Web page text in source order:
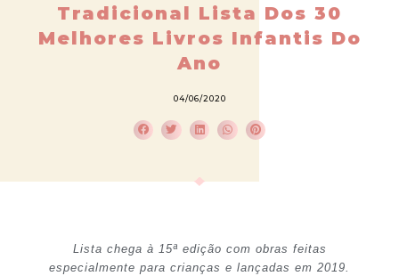
Tradicional Lista Dos 30
Melhores Livros Infantis Do
Ano
04/06/2020
Lista chega à 15ª edição com obras feitas
especialmente para crianças e lançadas em 2019.